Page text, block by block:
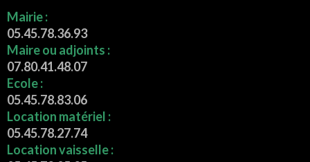
Mairie :
05.45.78.36.93
Maire ou adjoints :
07.80.41.48.07
Ecole :
05.45.78.83.06
Location matériel :
05.45.78.27.74
Location vaisselle :